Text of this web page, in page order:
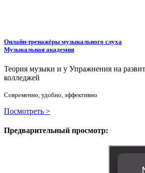
Онлайн-тренажёры музыкального слуха
Музыкальная академия
Теория музыки и у Упражнения на
колледжей
Современно, удобно, эффективно
Посмотреть >
Предварительный просмотр: